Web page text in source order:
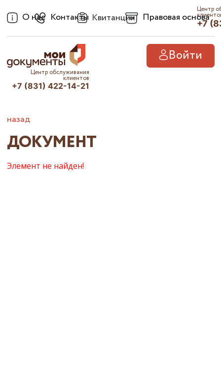
О нас Контакты Квитанции Правовая основа
Центр
+7
Войти
Центр обслуживания
клиентов
+7 (831) 422-14-21
назад
ДОКУМЕНТ
Элемент не найден!